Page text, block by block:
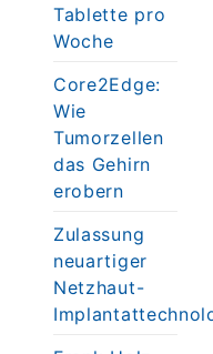
Tablette pro
Woche
Core2Edge:
Wie
Tumorzellen
das Gehirn
erobern
Zulassung
neuartiger
Netzhaut-